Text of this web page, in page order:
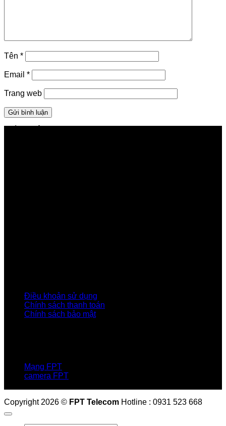
Tên *
Email *
Trang web
Điều khoản sử dụng
Chính sách thanh toán
Chính sách bảo mật
Mạng FPT
camera FPT
Copyright 2026 © FPT Telecom Hotline : 0931 523 668